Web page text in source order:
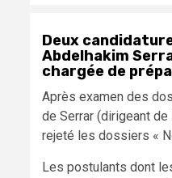
Deux
Abdelhakim
chargée de
Après examen des
de Serrar (dirigeant
rejeté les dossiers «
Les postulants dont